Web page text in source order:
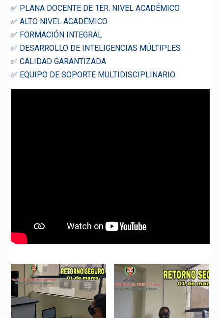
✅ PLANA DOCENTE DE 1ER. NIVEL ACADÉMICO
✅ ALTO NIVEL ACADÉMICO
✅ FORMACIÓN INTEGRAL
✅ DESARROLLO DE INTELIGENCIAS MÚLTIPLES
✅ CALIDAD GARANTIZADA
✅ EQUIPO DE SOPORTE MULTIDISCIPLINARIO